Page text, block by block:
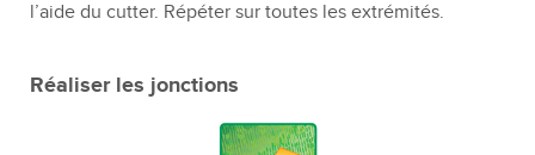
l’aide du cutter. Répéter sur toutes les extrémités.
Réaliser les jonctions